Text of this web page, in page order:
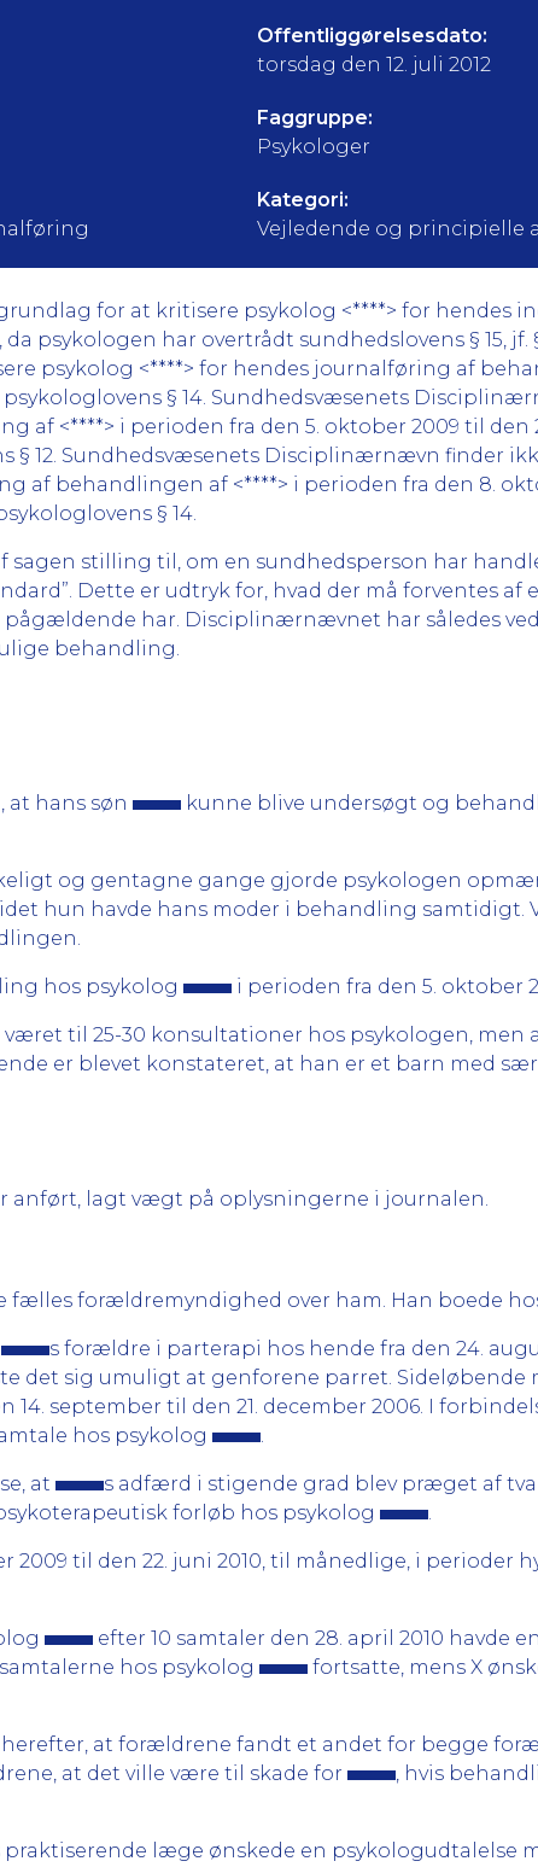
Offentliggørelsesdato:
torsdag den 12. juli 2012
Faggruppe:
Psykologer
Kategori:
Vejledende og principielle
for at kritisere psykolog <****> for hendes
psykologen har overtrådt sundhedslovens § 15, jf.
psykolog <****> for hendes journalføring af
§ 14. Sundhedsvæsenets
af <****> i perioden fra den 5. oktober 2009 til den
§ 12. Sundhedsvæsenets Disciplinærnævn finder
af behandlingen af <****> i perioden fra den 8.
§ 14.
stilling til, om en sundhedsperson har
Dette er udtryk for, hvad der må forventes af
har. Disciplinærnævnet har således
behandling.
hans søn kunne blive undersøgt og
og gentagne gange gjorde psykologen
hun havde hans moder i behandling samtidigt.
hos psykolog i perioden fra den 5. oktober
været til 25-30 konsultationer hos psykologen, men
er blevet konstateret, at han er et barn med
lagt vægt på oplysningerne i journalen.
fælles forældremyndighed over ham. Han boede
s forældre i parterapi hos hende fra den 24.
det sig umuligt at genforene parret. Sideløbende
14. september til den 21. december 2006. I
hos psykolog
.
at
s adfærd i stigende grad blev præget af
forløb hos psykolog
.
2009 til den 22. juni 2010, til månedlige, i perioder
efter 10 samtaler den 28. april 2010 havde
hos psykolog fortsatte, mens X
at forældrene fandt et andet for begge
at det ville være til skade for
, hvis
praktiserende læge ønskede en psykologudtalelse